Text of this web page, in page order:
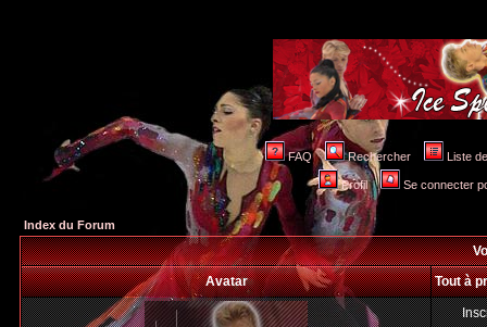
FAQ Rechercher Liste
Profil Se connecter
Index du Forum
Avatar
Tout à